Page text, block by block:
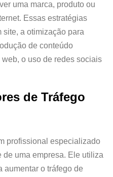
uma marca, produto ou
Essas estratégias
site, a otimização para
de conteúdo
o uso de redes sociais
de Tráfego
profissional especializado
uma empresa. Ele utiliza
aumentar o tráfego de